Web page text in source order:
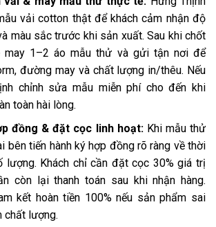
vải cotton thật để khách cảm nhận độ
màu sắc trước khi sản xuất. Sau khi chốt
may 1–2 áo mẫu thử và gửi tận nơi để
đường may và chất lượng in/thêu. Nếu
chỉnh sửa mẫu miễn phí cho đến khi
toàn hài lòng.
đồng & đặt cọc linh hoạt:Khi mẫu thử
bên tiến hành ký hợp đồng rõ ràng về thời
lượng. Khách chỉ cần đặt cọc 30% giá trị
còn lại thanh toán sau khi nhận hàng.
kết hoàn tiền 100% nếu sản phẩm sai
chất lượng.